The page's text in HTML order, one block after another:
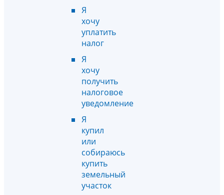
Я
хочу
уплатить
налог
Я
хочу
получить
налоговое
уведомление
Я
купил
или
собираюсь
купить
земельный
участок